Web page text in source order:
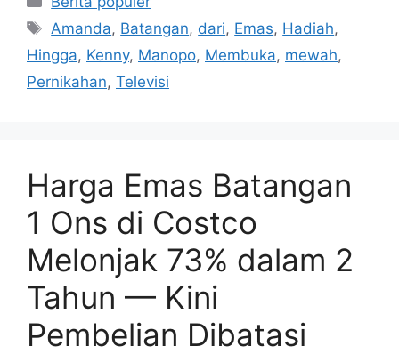
Tag
Amanda, Batangan, dari, Emas, Hadiah,
Hingga, Kenny, Manopo, Membuka, mewah,
Pernikahan, Televisi
Harga Emas Batangan
1 Ons di Costco
Melonjak 73% dalam 2
Tahun — Kini
Pembelian Dibatasi